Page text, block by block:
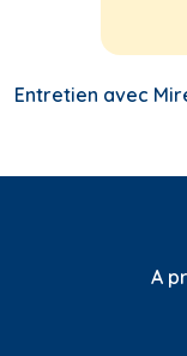
Entretien avec
A